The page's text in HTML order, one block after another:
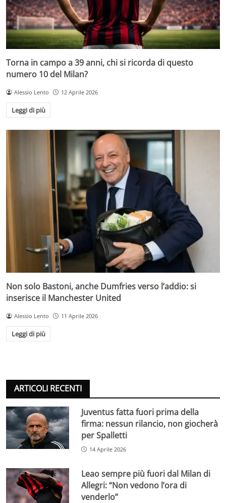
Torna in campo a 39 anni, chi si ricorda di questo
numero 10 del Milan?
Alessio Lento 12 Aprile 2026
Leggi di più
Non solo Bastoni, anche Dumfries verso l’addio: si
inserisce il Manchester United
Alessio Lento 11 Aprile 2026
Leggi di più
ARTICOLI RECENTI
Juventus fatta fuori prima della
firma: nessun rilancio, non giocherà
per Spalletti
14 Aprile 2026
Leao sempre più fuori dal Milan di
Allegri: “Non vedono l’ora di
venderlo”